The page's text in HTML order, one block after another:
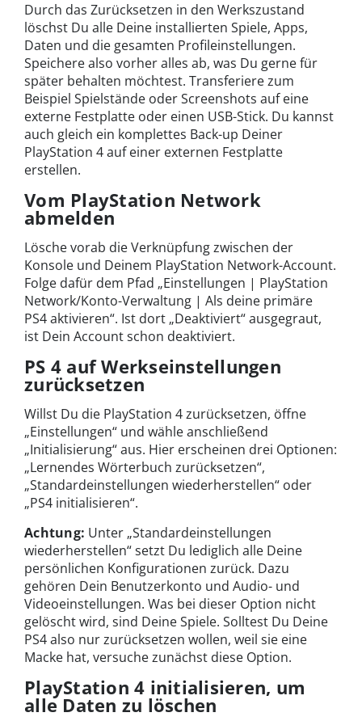
Durch das Zurücksetzen in den Werkszustand
löschst Du alle Deine installierten Spiele, Apps,
Daten und die gesamten Profileinstellungen.
Speichere also vorher alles ab, was Du gerne für
später behalten möchtest. Transferiere zum
Beispiel Spielstände oder Screenshots auf eine
externe Festplatte oder einen USB-Stick. Du kannst
auch gleich ein komplettes Back-up Deiner
PlayStation 4 auf einer externen Festplatte
erstellen.
Vom PlayStation Network
abmelden
Lösche vorab die Verknüpfung zwischen der
Konsole und Deinem PlayStation Network-Account.
Folge dafür dem Pfad „Einstellungen | PlayStation
Network/Konto-Verwaltung | Als deine primäre
PS4 aktivieren“. Ist dort „Deaktiviert“ ausgegraut,
ist Dein Account schon deaktiviert.
PS 4 auf Werkseinstellungen
zurücksetzen
Willst Du die PlayStation 4 zurücksetzen, öffne
„Einstellungen“ und wähle anschließend
„Initialisierung“ aus. Hier erscheinen drei Optionen:
„Lernendes Wörterbuch zurücksetzen“,
„Standardeinstellungen wiederherstellen“ oder
„PS4 initialisieren“.
Achtung: Unter „Standardeinstellungen
wiederherstellen“ setzt Du lediglich alle Deine
persönlichen Konfigurationen zurück. Dazu
gehören Dein Benutzerkonto und Audio- und
Videoeinstellungen. Was bei dieser Option nicht
gelöscht wird, sind Deine Spiele. Solltest Du Deine
PS4 also nur zurücksetzen wollen, weil sie eine
Macke hat, versuche zunächst diese Option.
PlayStation 4 initialisieren, um
alle Daten zu löschen